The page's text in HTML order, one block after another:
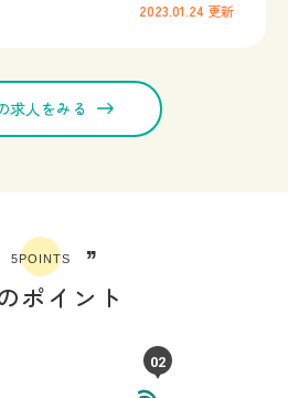
2023.01.24 更新
求人をみる
5POINTS ”
ポイント
02